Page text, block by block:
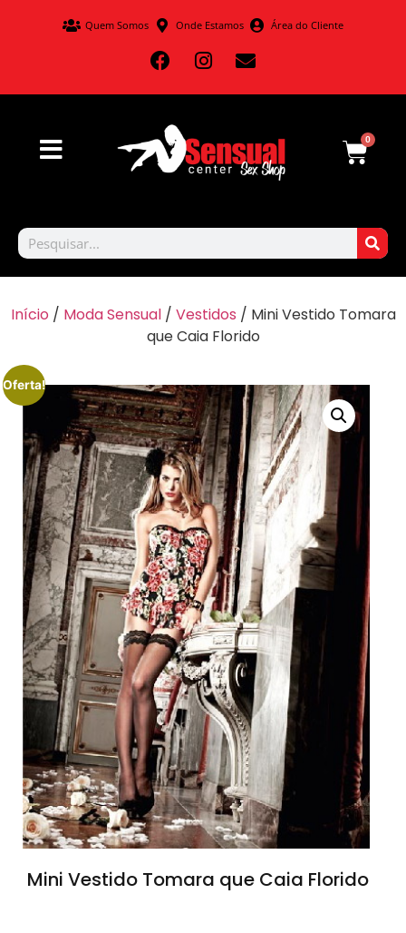
Quem Somos Onde Estamos Área do Cliente
0
Início / Moda Sensual/ Vestidos / Mini Vestido Tomara
que Caia Florido
Oferta!
Mini Vestido Tomara que Caia Florido